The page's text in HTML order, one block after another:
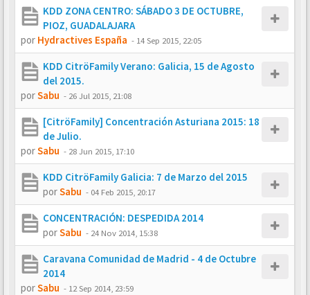
KDD ZONA CENTRO: SÁBADO 3 DE OCTUBRE,
PIOZ, GUADALAJARA
por Hydractives España - 14 Sep 2015, 22:05
KDD CitröFamily Verano: Galicia, 15 de Agosto
del 2015.
porSabu - 26 Jul 2015, 21:08
[CitröFamily] Concentración Asturiana 2015: 18
de Julio.
porSabu - 28 Jun 2015, 17:10
KDD CitröFamily Galicia: 7 de Marzo del 2015
porSabu - 04 Feb 2015, 20:17
CONCENTRACIÓN: DESPEDIDA 2014
porSabu - 24 Nov 2014, 15:38
Caravana Comunidad de Madrid - 4 de Octubre
2014
porSabu - 12 Sep 2014, 23:59